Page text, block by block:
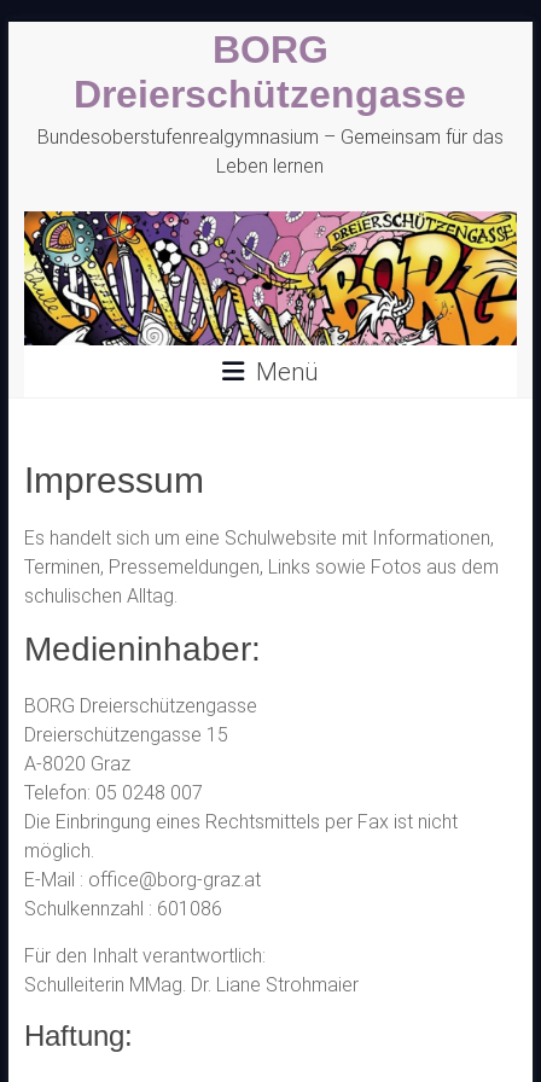
springen
BORG
Dreierschützengasse
Bundesoberstufenrealgymnasium – Gemeinsam für das
Leben lernen
Menü
Impressum
Es handelt sich um eine Schulwebsite mit Informationen,
Terminen, Pressemeldungen, Links sowie Fotos aus dem
schulischen Alltag.
Medieninhaber:
BORG Dreierschützengasse
Dreierschützengasse 15
A-8020 Graz
Telefon: 05 0248 007
Die Einbringung eines Rechtsmittels per Fax ist nicht
möglich.
E-Mail : office@borg-graz.at
Schulkennzahl : 601086
Für den Inhalt verantwortlich:
Schulleiterin MMag. Dr. Liane Strohmaier
Haftung: